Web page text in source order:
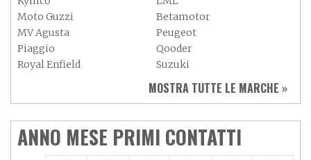
Moto Guzzi
Betamotor
MV Agusta
Peugeot
Piaggio
Qooder
Royal Enfield
Suzuki
Triumph
Yamaha
Aeon
Aspes
Axy
Baotian
MOSTRA TUTTE LE MARCHE »
ANNO MESE PRIMI CONTATTI